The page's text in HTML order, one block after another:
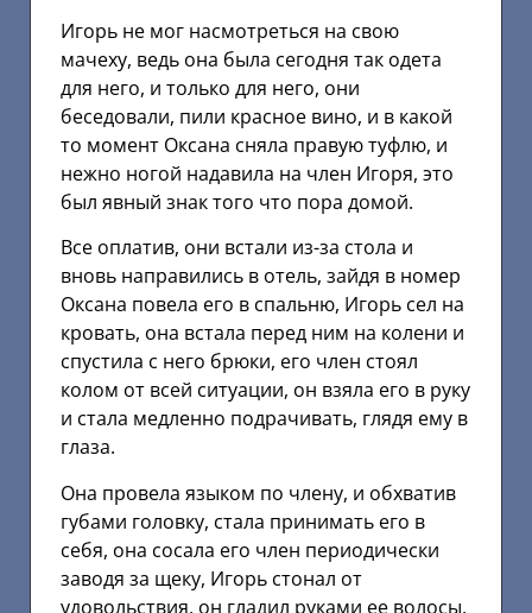
Игорь не мог насмотреться на свою
мачеху, ведь она была сегодня так одета
для него, и только для него, они
беседовали, пили красное вино, и в какой
то момент Оксана сняла правую туфлю, и
нежно ногой надавила на член Игоря, это
был явный знак того что пора домой.
Все оплатив, они встали из-за стола и
вновь направились в отель, зайдя в номер
Оксана повела его в спальню, Игорь сел на
кровать, она встала перед ним на колени и
спустила с него брюки, его член стоял
колом от всей ситуации, он взяла его в руку
и стала медленно подрачивать, глядя ему в
глаза.
Она провела языком по члену, и обхватив
губами головку, стала принимать его в
себя, она сосала его член периодически
заводя за щеку, Игорь стонал от
удовольствия, он гладил руками ее волосы,